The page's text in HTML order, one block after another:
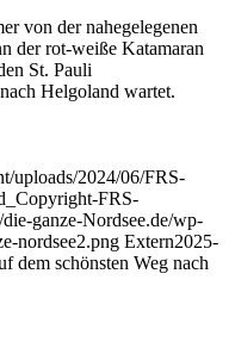
von der nahegelegenen
der rot-weiße Katamaran
St. Pauli
Helgoland wartet.
uploads/2024/06/FRS-
FRS-
ganze-Nordsee.de/wp-
nordsee2.png Extern2025-
dem schönsten Weg nach